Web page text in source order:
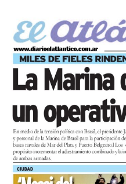
y trabajo, para visibilizar
desocupados.